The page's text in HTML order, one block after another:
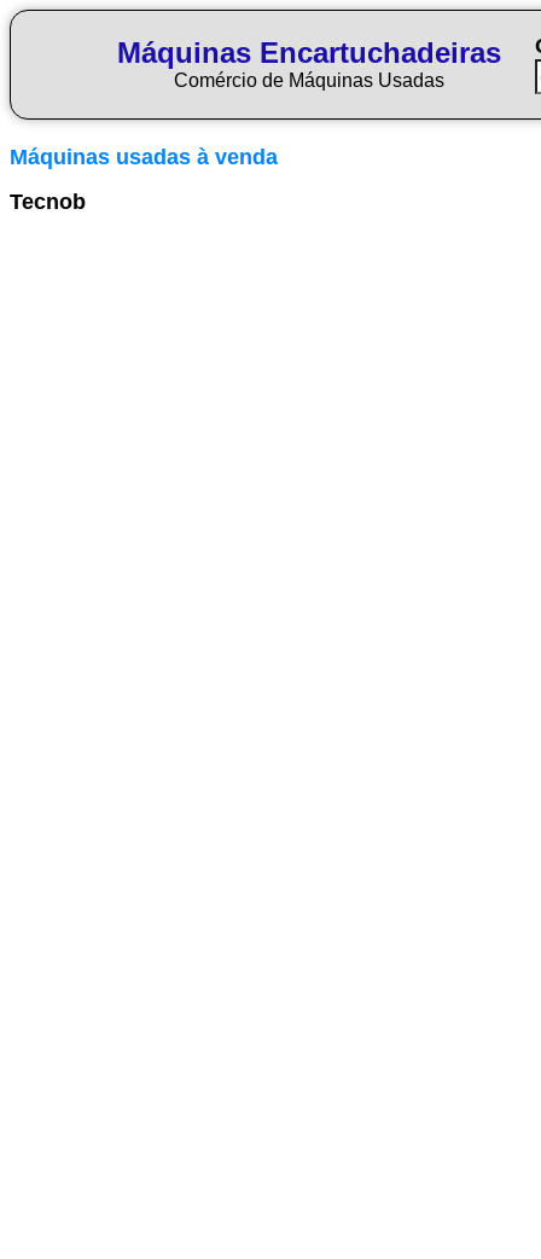
Máquinas Encartuchadeiras
Comércio de Máquinas Usadas
Máquinas usadas à venda
Tecnob